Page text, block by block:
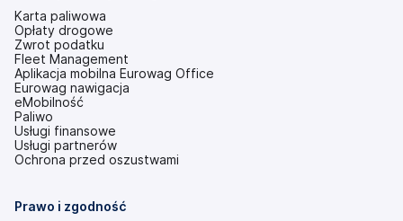
Karta paliwowa
Opłaty drogowe
Zwrot podatku
Fleet Management
Aplikacja mobilna Eurowag Office
Eurowag nawigacja
eMobilność
Paliwo
Usługi finansowe
Usługi partnerów
Ochrona przed oszustwami
Prawo i zgodność